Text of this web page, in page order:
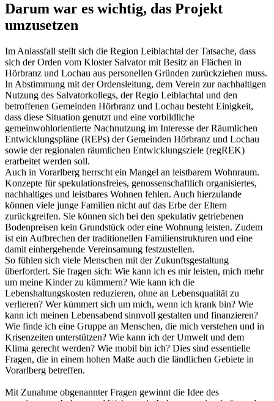
Darum war es wichtig, das Projekt
umzusetzen
Im Anlassfall stellt sich die Region Leiblachtal der Tatsache, dass
sich der Orden vom Kloster Salvator mit Besitz an Flächen in
Hörbranz und Lochau aus personellen Gründen zurückziehen muss.
In Abstimmung mit der Ordensleitung, dem Verein zur nachhaltigen
Nutzung des Salvatorkollegs, der Regio Leiblachtal und den
betroffenen Gemeinden Hörbranz und Lochau besteht Einigkeit,
dass diese Situation genutzt und eine vorbildliche
gemeinwohlorientierte Nachnutzung im Interesse der Räumlichen
Entwicklungspläne (REPs) der Gemeinden Hörbranz und Lochau
sowie der regionalen räumlichen Entwicklungsziele (regREK)
erarbeitet werden soll.
Auch in Vorarlberg herrscht ein Mangel an leistbarem Wohnraum.
Konzepte für spekulationsfreies, genossenschaftlich organisiertes,
nachhaltiges und leistbares Wohnen fehlen. Auch hierzulande
können viele junge Familien nicht auf das Erbe der Eltern
zurückgreifen. Sie können sich bei den spekulativ getriebenen
Bodenpreisen kein Grundstück oder eine Wohnung leisten. Zudem
ist ein Aufbrechen der traditionellen Familienstrukturen und eine
damit einhergehende Vereinsamung festzustellen.
So fühlen sich viele Menschen mit der Zukunftsgestaltung
überfordert. Sie fragen sich: Wie kann ich es mir leisten, mich mehr
um meine Kinder zu kümmern? Wie kann ich die
Lebenshaltungskosten reduzieren, ohne an Lebensqualität zu
verlieren? Wer kümmert sich um mich, wenn ich krank bin? Wie
kann ich meinen Lebensabend sinnvoll gestalten und finanzieren?
Wie finde ich eine Gruppe an Menschen, die mich verstehen und in
Krisenzeiten unterstützen? Wie kann ich der Umwelt und dem
Klima gerecht werden? Wie mobil bin ich? Dies sind essentielle
Fragen, die in einem hohen Maße auch die ländlichen Gebiete in
Vorarlberg betreffen.
Mit Zunahme obgenannter Fragen gewinnt die Idee des